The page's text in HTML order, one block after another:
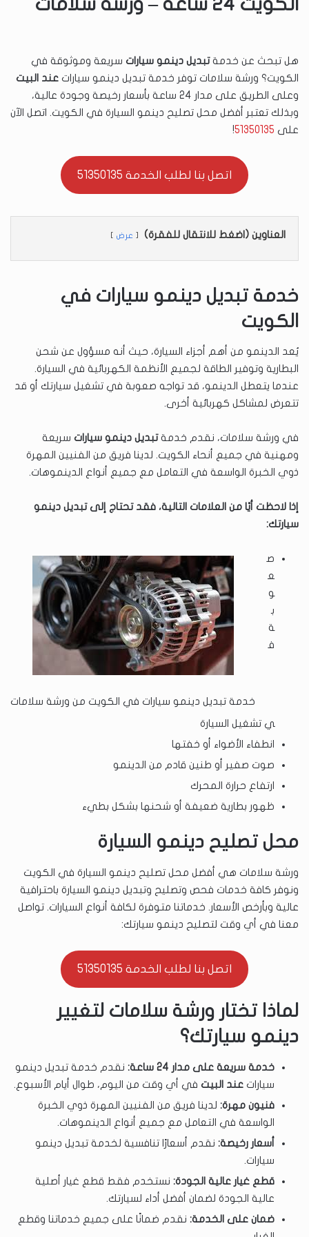
الكويت 24 ساعة – ورشة سلامات
هل تبحث عن خدمةتبديل دينمو سيارات سريعة وموثوقة في
الكويت؟ ورشة سلامات توفر خدمة تبديل دينمو سيارات عند البيت
وعلى الطريق على مدار 24 ساعة بأسعار رخيصة وجودة عالية،
وبذلك تعتبر أفضل محل تصليح دينمو السيارة في الكويت. اتصل الآن
على 51350135
!
اتصل بنا لطلب الخدمة 51350135
العناوين (اضغط للانتقال للفقرة) عرض
خدمة تبديل دينمو سيارات في
الكويت
يُعد الدينمو من أهم أجزاء السيارة، حيث أنه مسؤول عن شحن
البطارية وتوفير الطاقة لجميع الأنظمة الكهربائية في السيارة.
عندما يتعطل الدينمو، قد تواجه صعوبة في تشغيل سيارتك أو قد
تتعرض لمشاكل كهربائية أخرى.
في ورشة سلامات، نقدم خدمةتبديل دينمو سيارات سريعة
ومهنية في جميع أنحاء الكويت. لدينا فريق من الفنيين المهرة
ذوي الخبرة الواسعة في التعامل مع جميع أنواع الدينموهات.
إذا لاحظت أيًا من العلامات التالية، فقد تحتاج إلى تبديل دينمو
سيارتك:
خدمة تبديل دينمو سيارات في الكويت من ورشة سلامات
ص
ع
و
ب
ة
ف
ي تشغيل السيارة
انطفاء الأضواء أو خفتها
صوت صفير أو طنين قادم من الدينمو
ارتفاع حرارة المحرك
ظهور بطارية ضعيفة أو شحنها بشكل بطيء
محل تصليح دينمو السيارة
ورشة سلامات هي أفضل محل تصليح دينمو السيارة في الكويت
ونوفر كافة خدمات فحص وتصليح وتبديل دينمو السيارة باحترافية
عالية وبأرخص الأسعار. خدماتنا متوفرة لكافة أنواع السيارات. تواصل
معنا في أي وقت لتصليح دينمو سيارتك:
اتصل بنا لطلب الخدمة 51350135
لماذا تختار ورشة سلامات لتغيير
دينمو سيارتك؟
خدمة سريعة على مدار 24 ساعة:
نقدم خدمة تبديل دينمو
سيارات عند البيت في أي وقت من اليوم، طوال أيام الأسبوع.
فنيون مهرة: لدينا فريق من الفنيين المهرة ذوي الخبرة
الواسعة في التعامل مع جميع أنواع الدينموهات.
أسعار رخيصة: نقدم أسعارًا تنافسية لخدمة تبديل دينمو
سيارات.
قطع غيار عالية الجودة: نستخدم فقط قطع غيار أصلية
عالية الجودة لضمان أفضل أداء لسيارتك.
ضمان على الخدمة: نقدم ضمانًا على جميع خدماتنا وقطع